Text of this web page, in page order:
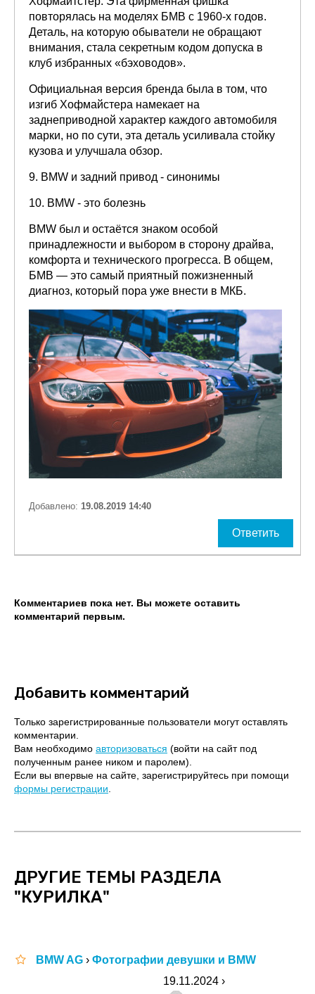
повторялась на моделях БМВ с 1960-х годов.
Деталь, на которую обыватели не обращают
внимания, стала секретным кодом допуска в
клуб избранных «бэховодов».
Официальная версия бренда была в том, что
изгиб Хофмайстера намекает на
заднеприводной характер каждого автомобиля
марки, но по сути, эта деталь усиливала стойку
кузова и улучшала обзор.
9. BMW и задний привод - синонимы
10. BMW - это болезнь
BMW был и остаётся знаком особой
принадлежности и выбором в сторону драйва,
комфорта и технического прогресса. В общем,
БМВ — это самый приятный пожизненный
диагноз, который пора уже внести в МКБ.
Добавлено: 19.08.2019 14:40
Ответить
Комментариев пока нет. Вы можете оставить
комментарий первым.
Добавить комментарий
Только зарегистрированные пользователи могут оставлять
комментарии.
Вам необходимо авторизоваться (войти на сайт под
полученным ранее ником и паролем).
Если вы впервые на сайте, зарегистрируйтесь при помощи
формы регистрации
ДРУГИЕ ТЕМЫ РАЗДЕЛА
"КУРИЛКА"
BMW AG › Фотографии девушки и BMW
19.11.2024 ›